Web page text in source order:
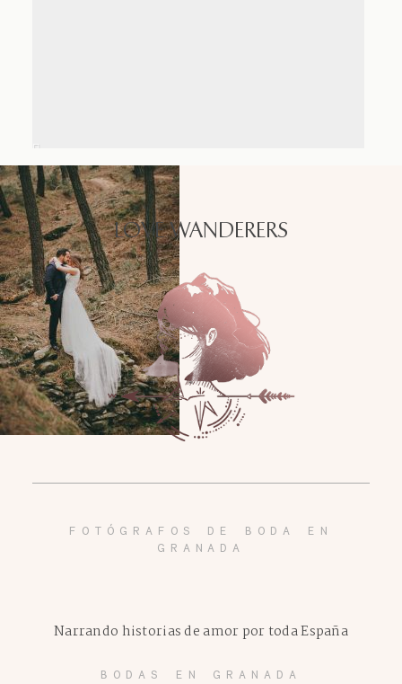
LOVE WANDERERS
FOTÓGRAFOS DE BODA EN
GRANADA
BODAS EN GRANADA
Narrando historias de amor por toda España